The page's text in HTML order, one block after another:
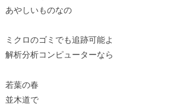
あやしいものなの
ミクロのゴミでも追跡可能よ
解析分析コンピューターなら
若葉の春
並木道で